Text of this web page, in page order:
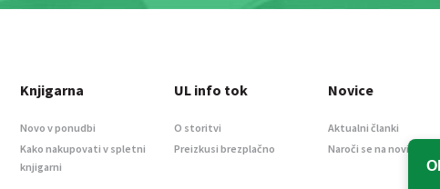
Knjigarna
Novo v ponudbi
Kako nakupovati v spletni
knjigarni
UL info tok
O storitvi
Preizkusi brezplačno
Novice
Aktualni članki
Naroči se na novice